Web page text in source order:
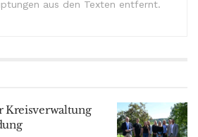
aus den Texten entfernt.
Kreisverwaltung